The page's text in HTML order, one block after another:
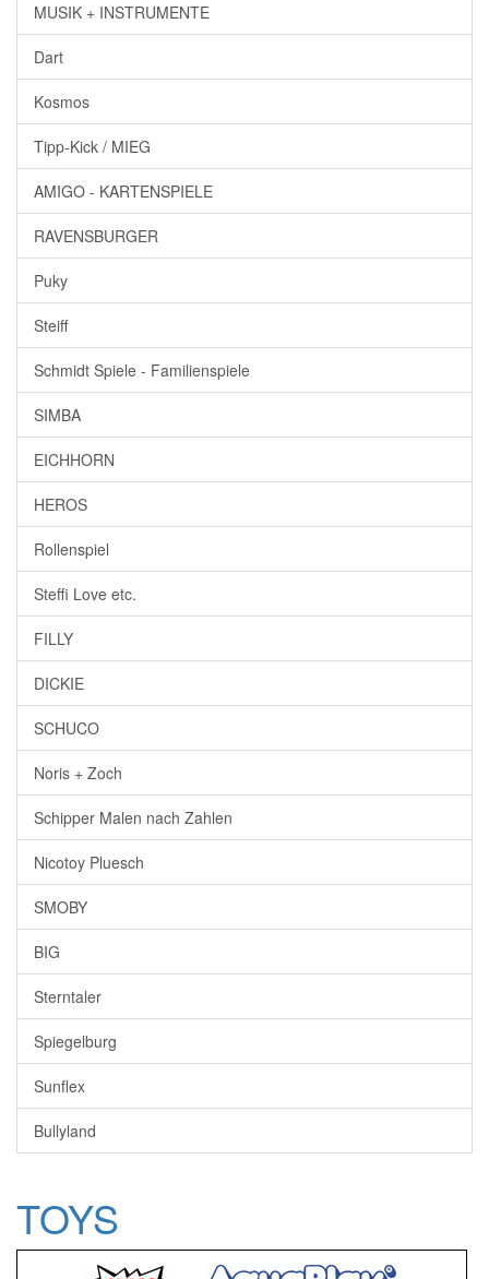
MUSIK + INSTRUMENTE
Dart
Kosmos
Tipp-Kick / MIEG
AMIGO - KARTENSPIELE
RAVENSBURGER
Puky
Steiff
Schmidt Spiele - Familienspiele
SIMBA
EICHHORN
HEROS
Rollenspiel
Steffi Love etc.
FILLY
DICKIE
SCHUCO
Noris + Zoch
Schipper Malen nach Zahlen
Nicotoy Pluesch
SMOBY
BIG
Sterntaler
Spiegelburg
Sunflex
Bullyland
TOYS